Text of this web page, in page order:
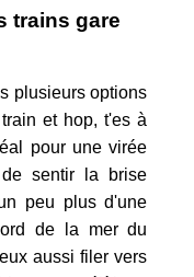
trains gare
plusieurs options
et hop, t'es à
pour une virée
sentir la brise
peu plus d'une
de la mer du
aussi filer vers